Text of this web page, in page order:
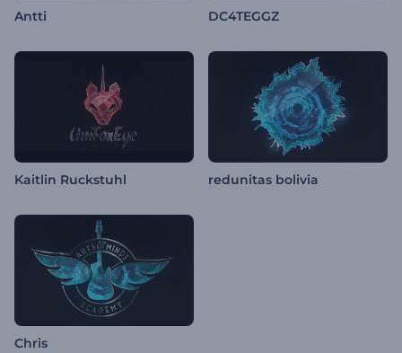
Antti DC4TEGGZ
Kaitlin Ruckstuhl redunitas bolivia
Chris